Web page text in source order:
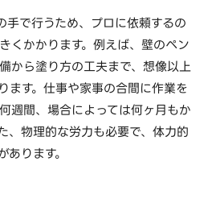
手で行うため、プロに依頼するの
くかかります。例えば、壁のペン
から塗り方の工夫まで、想像以上
ます。仕事や家事の合間に作業を
週間、場合によっては何ヶ月もか
、物理的な労力も必要で、体力的
ります。